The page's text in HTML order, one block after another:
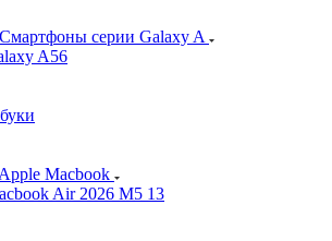
Смартфоны серии Galaxy A
A56
Apple Macbook
Air 2026 M5 13